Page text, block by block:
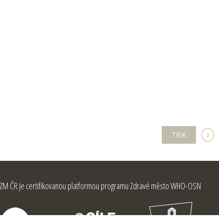
TISK i
ČR je certifikovanou platformou programu Zdravé město WHO-OSN